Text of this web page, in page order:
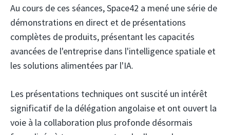
Au cours de ces séances, Space42 a mené une série de
démonstrations en direct et de présentations
complètes de produits, présentant les capacités
avancées de l'entreprise dans l'intelligence spatiale et
les solutions alimentées par l'IA.
Les présentations techniques ont suscité un intérêt
significatif de la délégation angolaise et ont ouvert la
voie à la collaboration plus profonde désormais